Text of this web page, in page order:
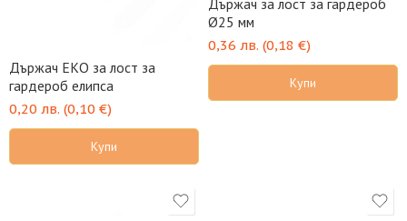
Държач ЕКО за лост за
гардероб елипса
0,20 лв. (0,10 €)
Купи
Държач за лост за гардероб
Ø25 мм
0,36 лв. (0,18 €)
Купи